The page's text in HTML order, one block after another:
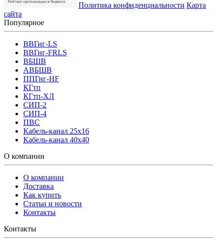
Политика конфиденциальности Карта
сайта
Популярное
ВВГнг-LS
ВВГнг-FRLS
ВБШВ
АВБШВ
ППГнг-HF
КГтп
КГтп-ХЛ
СИП-2
СИП-4
ПВС
Кабель-канал 25х16
Кабель-канал 40х40
О компании
О компании
Доставка
Как купить
Статьи и новости
Контакты
Контакты